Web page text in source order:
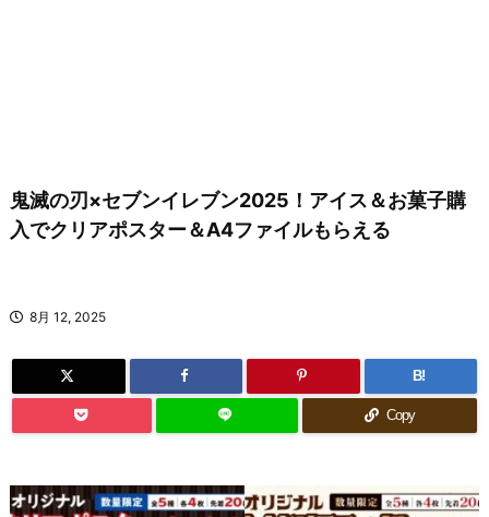
鬼滅の刃×セブンイレブン2025！アイス＆お菓子購
入でクリアポスター＆A4ファイルもらえる
8月 12, 2025
B!
Copy